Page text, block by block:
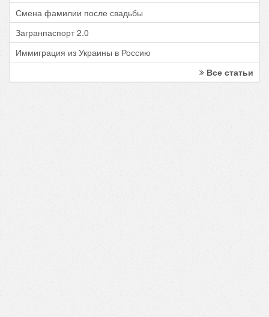
Смена фамилии после свадьбы
Загранпаспорт 2.0
Иммиграция из Украины в Россию
Все статьи